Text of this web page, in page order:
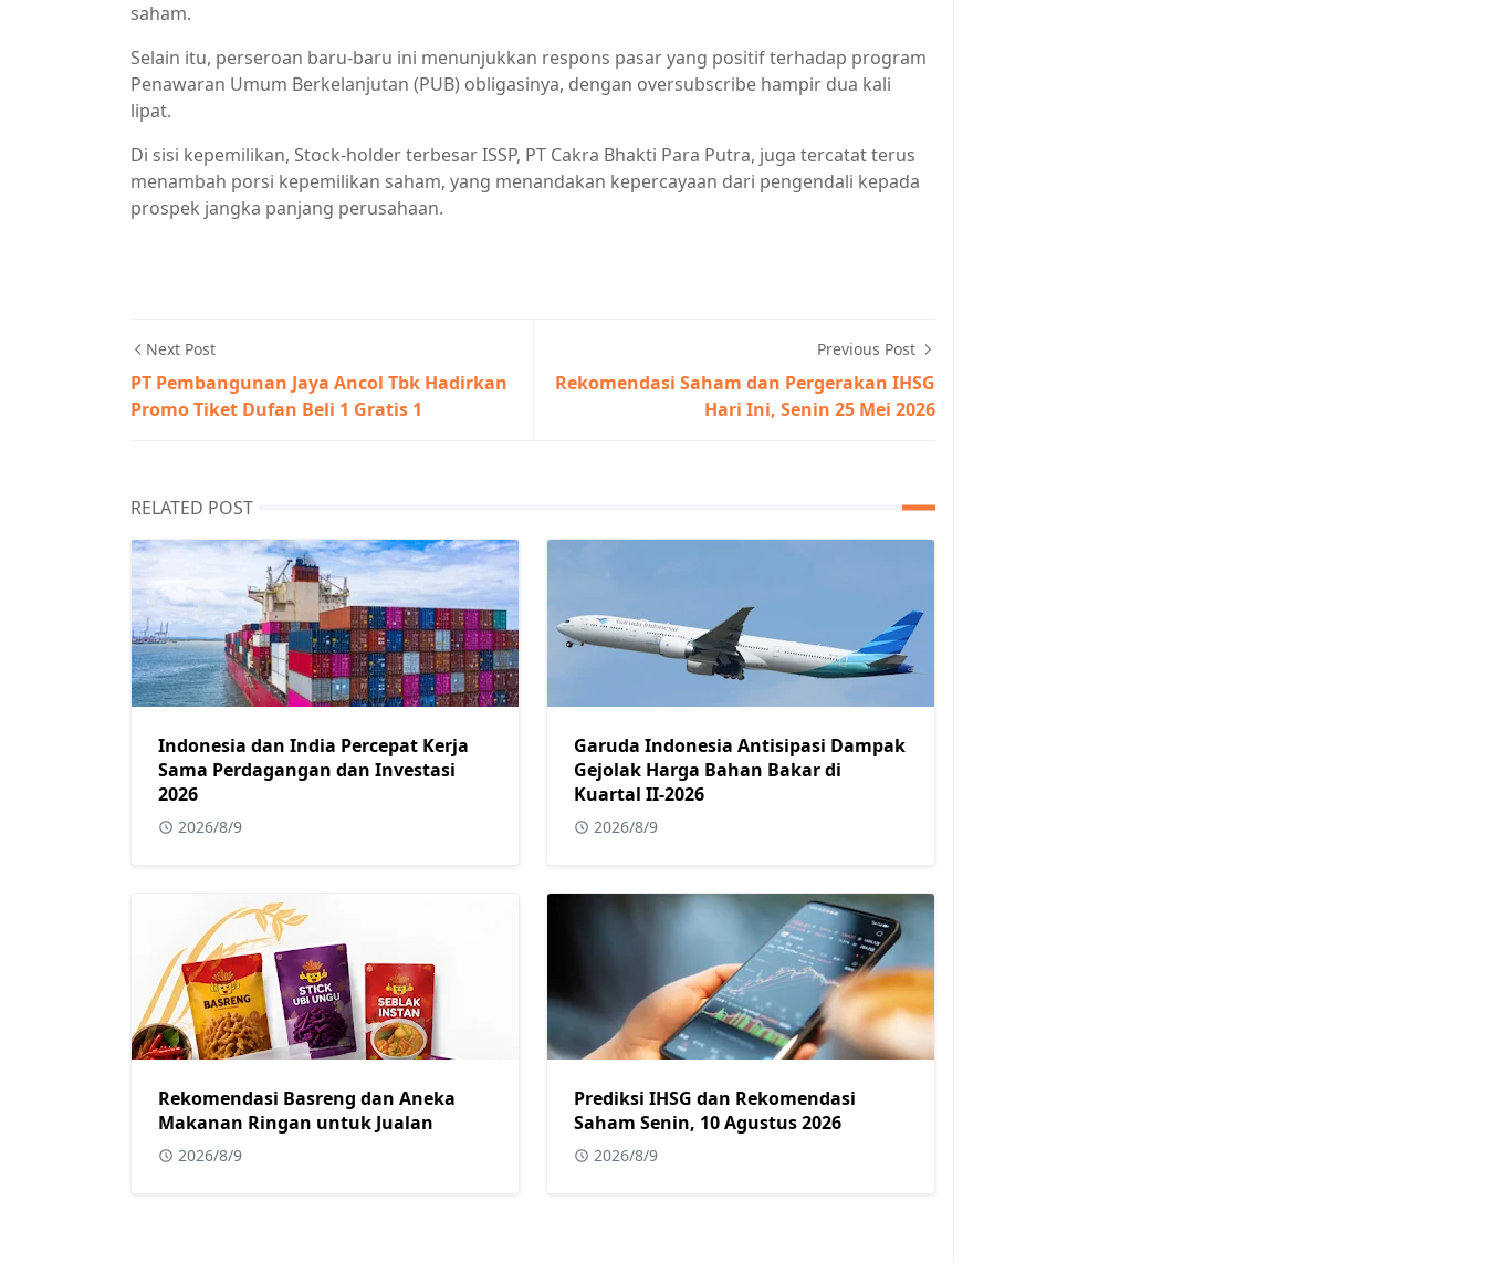
saham.
Selain itu, perseroan baru‑baru ini menunjukkan respons pasar yang positif terhadap program
Penawaran Umum Berkelanjutan (PUB) obligasinya, dengan oversubscribe hampir dua kali
lipat.
Di sisi kepemilikan, Stock‑holder terbesar ISSP, PT Cakra Bhakti Para Putra, juga tercatat terus
menambah porsi kepemilikan saham, yang menandakan kepercayaan dari pengendali kepada
prospek jangka panjang perusahaan.
Next Post
PT Pembangunan Jaya Ancol Tbk Hadirkan
Promo Tiket Dufan Beli 1 Gratis 1
Previous Post
Rekomendasi Saham dan Pergerakan IHSG
Hari Ini, Senin 25 Mei 2026
RELATED POST
Indonesia dan India Percepat Kerja
Sama Perdagangan dan Investasi
2026
2026/8/9
Garuda Indonesia Antisipasi Dampak
Gejolak Harga Bahan Bakar di
Kuartal II-2026
2026/8/9
Rekomendasi Basreng dan Aneka
Makanan Ringan untuk Jualan
2026/8/9
Prediksi IHSG dan Rekomendasi
Saham Senin, 10 Agustus 2026
2026/8/9